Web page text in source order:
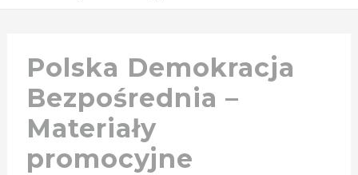
Polska Demokracja
Bezpośrednia –
Materiały
promocyjne